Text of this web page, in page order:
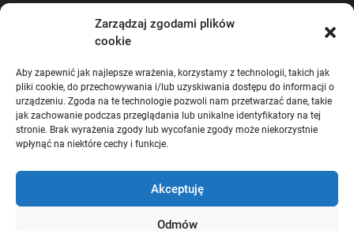
Zarządzaj zgodami plików
cookie
Aby zapewnić jak najlepsze wrażenia, korzystamy z technologii, takich jak
pliki cookie, do przechowywania i/lub uzyskiwania dostępu do informacji o
urządzeniu. Zgoda na te technologie pozwoli nam przetwarzać dane, takie
jak zachowanie podczas przeglądania lub unikalne identyfikatory na tej
stronie. Brak wyrażenia zgody lub wycofanie zgody może niekorzystnie
wpłynąć na niektóre cechy i funkcje.
Akceptuję
Odmów
Praca
Turystyka
Uncategorized